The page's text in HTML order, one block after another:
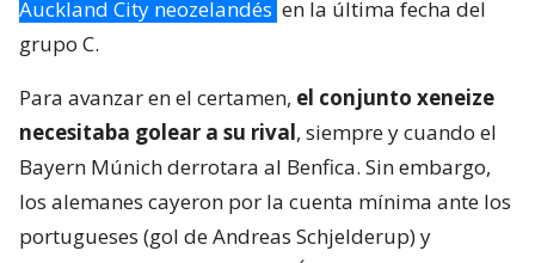
Auckland City neozelandés en la última fecha del
grupo C.
Para avanzar en el certamen, el conjunto xeneize
necesitaba golear a su rival, siempre y cuando el
Bayern Múnich derrotara al Benfica. Sin embargo,
los alemanes cayeron por la cuenta mínima ante los
portugueses (gol de Andreas Schjelderup) y